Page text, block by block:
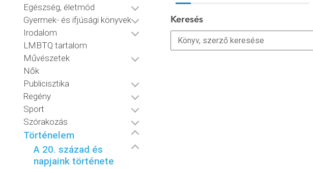
Egészség, életmód
Gyermek- és ifjúsági könyvek
Irodalom
LMBTQ tartalom
Művészetek
Nők
Publicisztika
Regény
Sport
Szórakozás
Történelem
A 20. század és
napjaink története
Keresés